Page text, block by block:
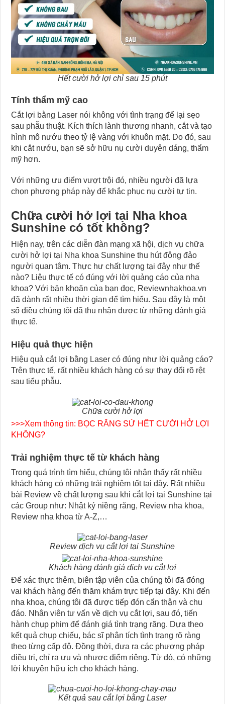
Hết cười hở lợi chỉ sau 15 phút
Tính thẩm mỹ cao
Cắt lợi bằng Laser nói không với tình trạng để lại sẹo
sau phẫu thuật. Kích thích lành thương nhanh, cắt và tạo
hình mô nướu theo tỷ lệ vàng với khuôn mặt. Do đó, sau
khi cắt nướu, bạn sẽ sở hữu nụ cười duyên dáng, thẩm
mỹ hơn.
Với những ưu điểm vượt trội đó, nhiều người đã lựa
chọn phương pháp này để khắc phục nụ cười tự tin.
Chữa cười hở lợi tại Nha khoa
Sunshine có tốt không?
Hiện nay, trên các diễn đàn mạng xã hội, dịch vụ chữa
cười hở lợi tại Nha khoa Sunshine thu hút đông đảo
người quan tâm. Thực hư chất lượng tại đây như thế
nào? Liệu thực tế có đúng với lời quảng cáo của nha
khoa? Với băn khoăn của bạn đọc, Reviewnhakhoa.vn
đã dành rất nhiều thời gian để tìm hiểu. Sau đây là một
số điều chúng tôi đã thu nhận được từ những đánh giá
thực tế.
Hiệu quả thực hiện
Hiệu quả cắt lợi bằng Laser có đúng như lời quảng cáo?
Trên thực tế, rất nhiều khách hàng có sự thay đổi rõ rệt
sau tiểu phẫu.
Chữa cười hở lợi
>>>Xem thông tin: BỌC RĂNG SỨ HẾT CƯỜI HỞ LỢI
KHÔNG?
Trải nghiệm thực tế từ khách hàng
Trong quá trình tìm hiểu, chúng tôi nhận thấy rất nhiều
khách hàng có những trải nghiệm tốt tại đây. Rất nhiều
bài Review về chất lượng sau khi cắt lợi tại Sunshine tại
các Group như: Nhật ký niềng răng, Review nha khoa,
Review nha khoa từ A-Z,…
Review dịch vụ cắt lợi tại Sunshine
Khách hàng đánh giá dịch vụ cắt lợi
Để xác thực thêm, biên tập viên của chúng tôi đã đóng
vai khách hàng đến thăm khám trực tiếp tại đây. Khi đến
nha khoa, chúng tôi đã được tiếp đón cẩn thận và chu
đáo. Nhân viên tư vấn về dịch vụ cắt lợi, sau đó, tiến
hành chụp phim để đánh giá tình trạng răng. Dựa theo
kết quả chụp chiếu, bác sĩ phân tích tình trạng rõ ràng
theo từng cấp độ. Đồng thời, đưa ra các phương pháp
điều trị, chỉ ra ưu và nhược điểm riêng. Từ đó, có những
lời khuyên hữu ích cho khách hàng.
Kết quả sau cắt lợi bằng Laser